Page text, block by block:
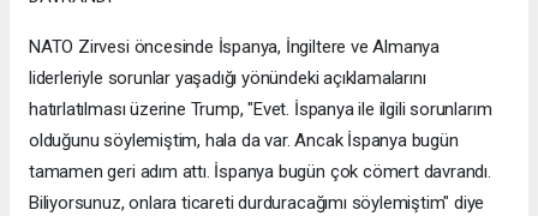
NATO Zirvesi öncesinde İspanya, İngiltere ve Almanya
liderleriyle sorunlar yaşadığı yönündeki açıklamalarını
hatırlatılması üzerine Trump, "Evet. İspanya ile ilgili sorunlarım
olduğunu söylemiştim, hala da var. Ancak İspanya bugün
tamamen geri adım attı. İspanya bugün çok cömert davrandı.
Biliyorsunuz, onlara ticareti durduracağımı söylemiştim" diye